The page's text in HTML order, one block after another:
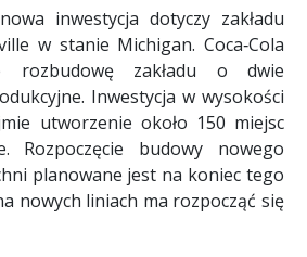
inwestycja dotyczy zakładu
w stanie Michigan. Coca‑Cola
rozbudowę zakładu o dwie
Inwestycja w wysokości
utworzenie około 150 miejsc
Rozpoczęcie budowy nowego
planowane jest na koniec tego
nowych liniach ma rozpocząć się